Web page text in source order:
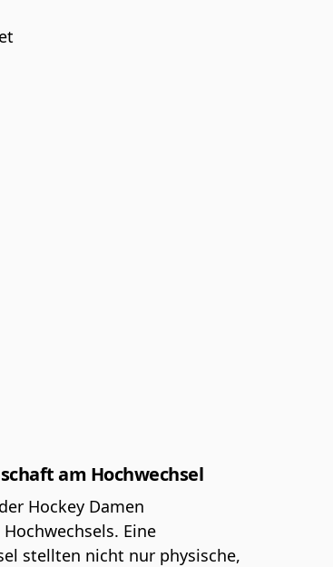
am Hochwechsel
Hockey Damen
Eine
stellten nicht nur physische,